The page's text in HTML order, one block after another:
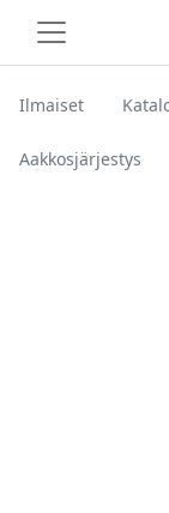
Ilmaiset
Aakkosjärjestys